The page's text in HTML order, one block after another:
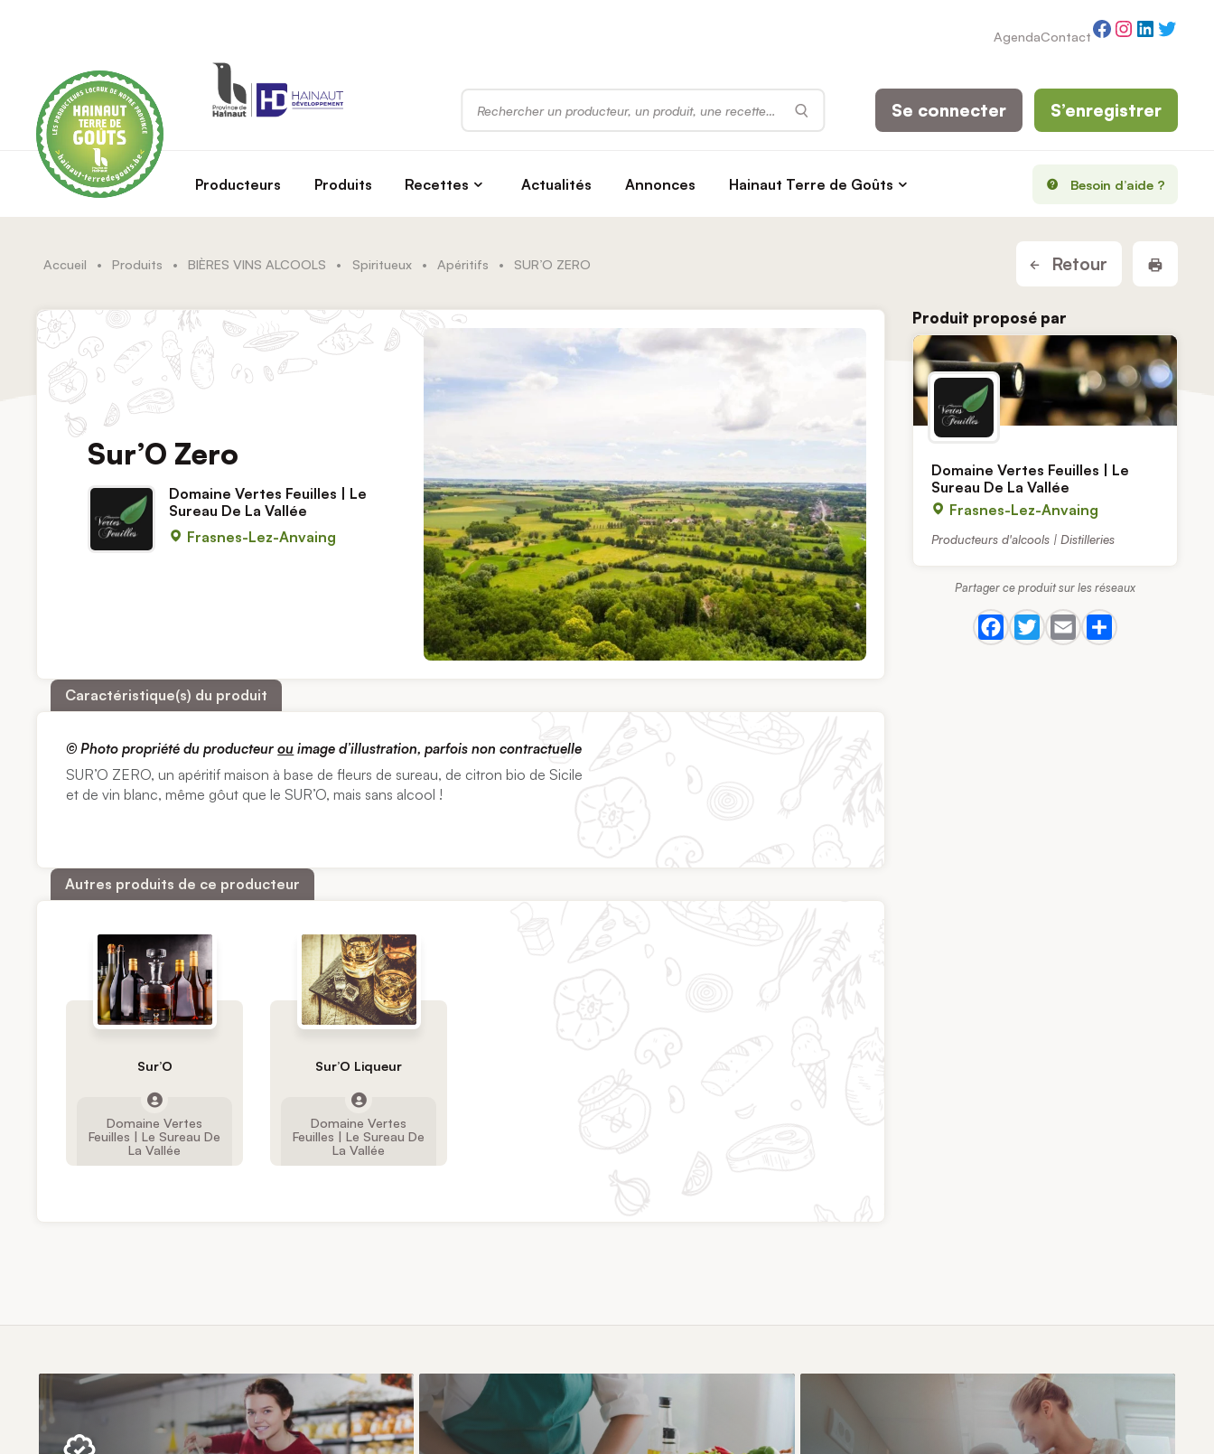
AgendaContactFacebook
Instagram
Rechercher
Producteurs Produits Recettes Actualités Annonces Hainaut Terre de Goûts Besoin d’aide ?
Se connecter S’enregistrer
Accueil • Produits • BIÈRES VINS ALCOOLS • Spiritueux • Apéritifs • SUR’O ZERO Retour
Sur’O Zero
Domaine Vertes Feuilles | Le
Sureau De La Vallée
Frasnes-Lez-Anvaing
Caractéristique(s) du produit
©Photo propriété du producteurou image d’illustration, parfois non contractuelle
SUR’O ZERO, un apéritif maison à base de fleurs de sureau, de citron bio de Sicile
et de vin blanc, même gôut que le SUR’O, mais sans alcool !
Autres produits de ce producteur
Sur’O
Domaine Vertes
Feuilles | Le Sureau De
La Vallée
Sur’O Liqueur
Domaine Vertes
Feuilles | Le Sureau De
La Vallée
Produit proposé par
Domaine Vertes Feuilles | Le
Sureau De La Vallée
Frasnes-Lez-Anvaing
Producteurs d'alcools | Distilleries
Partager ce produit sur les réseaux